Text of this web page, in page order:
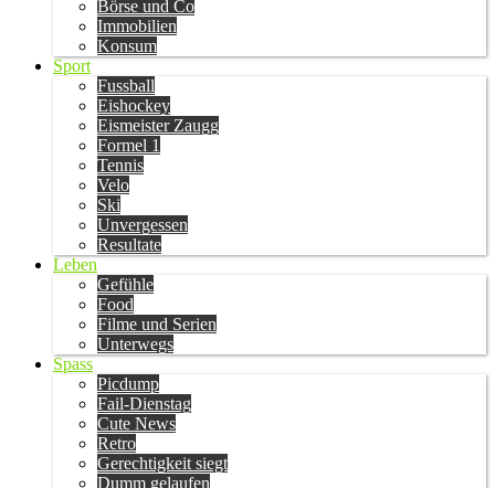
Börse und Co
Immobilien
Konsum
Sport
Fussball
Eishockey
Eismeister Zaugg
Formel 1
Tennis
Velo
Ski
Unvergessen
Resultate
Leben
Gefühle
Food
Filme und Serien
Unterwegs
Spass
Picdump
Fail-Dienstag
Cute News
Retro
Gerechtigkeit siegt
Dumm gelaufen